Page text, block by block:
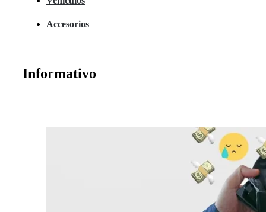
Accesorios
Informativo